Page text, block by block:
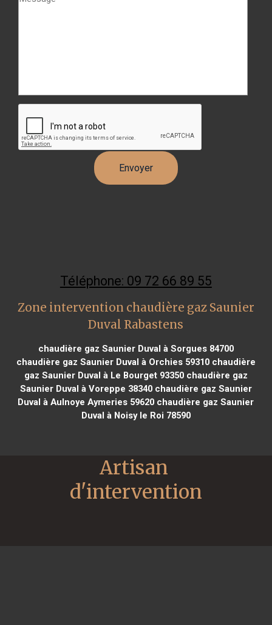
Téléphone: 09 72 66 89 55
Zone intervention chaudière gaz Saunier
Duval Rabastens
chaudière gaz Saunier Duval à Sorgues 84700
chaudière gaz Saunier Duval à Orchies 59310chaudière
gaz Saunier Duval à Le Bourget 93350chaudière gaz
Saunier Duval à Voreppe 38340chaudière gaz Saunier
Duval à Aulnoye Aymeries 59620 chaudière gaz Saunier
Duval à Noisy le Roi 78590
Artisan
d'intervention